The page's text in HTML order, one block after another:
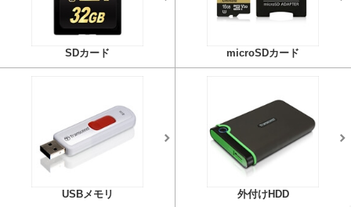
SDカード microSDカード
USBメモリ 外付けHDD